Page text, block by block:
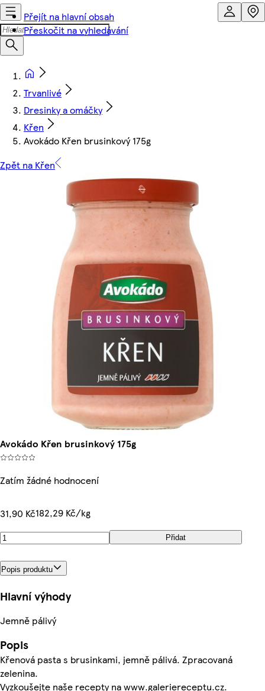
Přejít na hlavní obsah
Přeskočit na vyhledávání
Trvanlivé
Dresinky a omáčky
Křen
Avokádo Křen brusinkový 175g
Zpět na Křen
Avokádo Křen brusinkový 175g
Zatím žádné hodnocení
31,90 Kč182,29 Kč/kg
Přidat
Popis produktu
Hlavní výhody
Jemně pálivý
Popis
Křenová pasta s brusinkami, jemně pálivá. Zpracovaná
zelenina.
Vyzkoušejte naše recepty na www.galeriereceptu.cz.